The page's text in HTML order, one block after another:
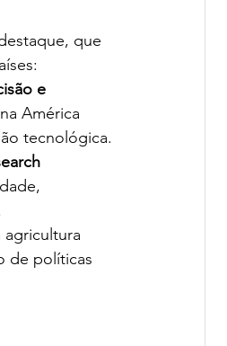
que
e
América
tecnológica.
agricultura
de políticas